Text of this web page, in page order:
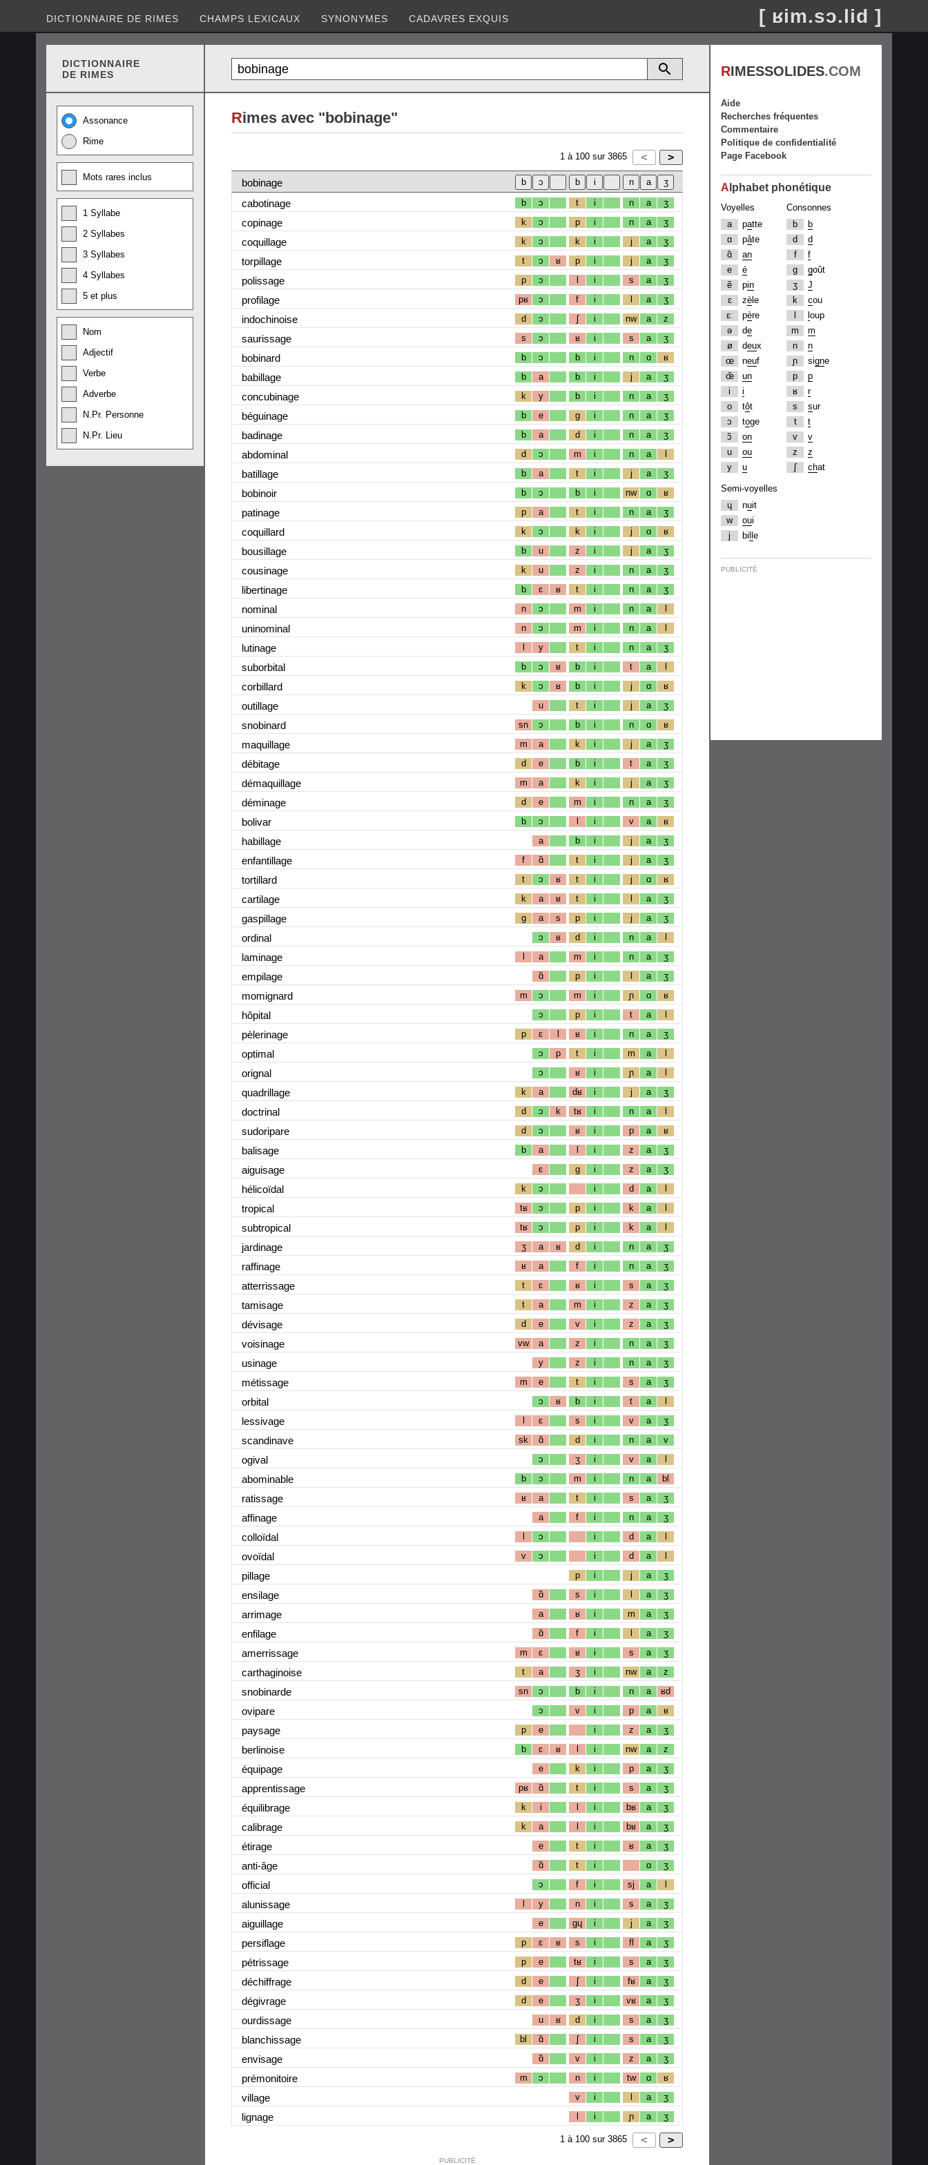
DICTIONNAIRE DE RIMES CHAMPS LEXICAUX SYNONYMES CADAVRES EXQUIS [ ʁim.sɔ.lid ]
DICTIONNAIRE
DE RIMES
Assonance
Rime
Mots rares inclus
1 Syllabe
2 Syllabes
3 Syllabes
4 Syllabes
5 et plus
Nom
Adjectif
Verbe
Adverbe
N.Pr. Personne
N.Pr. Lieu
Rimes avec "bobinage"
1 à 100 sur 3865
bobinage
cabotinage
b ɔ t i n a ʒ
copinage k ɔ p i n a ʒ
coquillage k ɔ k i j a ʒ
torpillage t ɔ ʁ p i j a ʒ
polissage p ɔ l i s a ʒ
profilage pʁ ɔ f i l a ʒ
indochinoise d ɔ ʃ i nw a z
saurissage s ɔ ʁ i s a ʒ
bobinard b ɔ b i n ɑ ʁ
babillage b a b i j a ʒ
concubinage k y b i n a ʒ
béguinage b e g i n a ʒ
badinage b a d i n a ʒ
abdominal d ɔ m i n a l
batillage b a t i j a ʒ
bobinoir b ɔ b i nw ɑ ʁ
patinage p a t i n a ʒ
coquillard k ɔ k i j ɑ ʁ
bousillage b u z i j a ʒ
cousinage k u z i n a ʒ
libertinage b ɛ ʁ t i n a ʒ
nominal n ɔ m i n a l
uninominal n ɔ m i n a l
lutinage l y t i n a ʒ
suborbital b ɔ ʁ b i t a l
corbillard k ɔ ʁ b i j ɑ ʁ
outillage u t i j a ʒ
snobinard sn ɔ b i n ɑ ʁ
maquillage m a k i j a ʒ
débitage d e b i t a ʒ
démaquillage m a k i j a ʒ
déminage d e m i n a ʒ
bolivar b ɔ l i v a ʁ
habillage a b i j a ʒ
enfantillage f ɑ̃ t i j a ʒ
tortillard t ɔ ʁ t i j ɑ ʁ
cartilage k a ʁ t i l a ʒ
gaspillage g a s p i j a ʒ
ordinal ɔ ʁ d i n a l
laminage l a m i n a ʒ
empilage ɑ̃ p i l a ʒ
momignard m ɔ m i ɲ ɑ ʁ
hôpital ɔ p i t a l
pèlerinage p ɛ l ʁ i n a ʒ
optimal ɔ p t i m a l
orignal ɔ ʁ i ɲ a l
quadrillage k a dʁ i j a ʒ
doctrinal d ɔ k tʁ i n a l
sudoripare d ɔ ʁ i p a ʁ
balisage b a l i z a ʒ
aiguisage ɛ g i z a ʒ
hélicoïdal k ɔ i d a l
tropical tʁ ɔ p i k a l
subtropical tʁ ɔ p i k a l
jardinage ʒ a ʁ d i n a ʒ
raffinage ʁ a f i n a ʒ
atterrissage t ɛ ʁ i s a ʒ
tamisage t a m i z a ʒ
dévisage d e v i z a ʒ
voisinage vw a z i n a ʒ
usinage y z i n a ʒ
métissage m e t i s a ʒ
orbital ɔ ʁ b i t a l
lessivage l ɛ s i v a ʒ
scandinave sk ɑ̃ d i n a v
ogival ɔ ʒ i v a l
abominable b ɔ m i n a bl
ratissage ʁ a t i s a ʒ
affinage a f i n a ʒ
colloïdal l ɔ i d a l
ovoïdal v ɔ i d a l
pillage p i j a ʒ
ensilage ɑ̃ s i l a ʒ
arrimage a ʁ i m a ʒ
enfilage ɑ̃ f i l a ʒ
amerrissage m ɛ ʁ i s a ʒ
carthaginoise t a ʒ i nw a z
snobinarde sn ɔ b i n a ʁd
ovipare ɔ v i p a ʁ
paysage p e i z a ʒ
berlinoise b ɛ ʁ l i nw a z
équipage e k i p a ʒ
apprentissage pʁ ɑ̃ t i s a ʒ
équilibrage k i l i bʁ a ʒ
calibrage k a l i bʁ a ʒ
étirage e t i ʁ a ʒ
anti-âge ɑ̃ t i ɑ ʒ
official ɔ f i sj a l
alunissage l y n i s a ʒ
aiguillage e gɥ i j a ʒ
persiflage p ɛ ʁ s i fl a ʒ
pétrissage p e tʁ i s a ʒ
déchiffrage d e ʃ i fʁ a ʒ
dégivrage d e ʒ i vʁ a ʒ
ourdissage u ʁ d i s a ʒ
blanchissage bl ɑ̃ ʃ i s a ʒ
envisage ɑ̃ v i z a ʒ
prémonitoire m ɔ n i tw ɑ ʁ
village v i l a ʒ
lignage l i ɲ a ʒ
1 à 100 sur 3865
PUBLICITÉ
RIMESSOLIDES.COM
Aide
Recherches fréquentes
Commentaire
Politique de confidentialité
Page Facebook
A lphabet phonétique
Voyelles
a
patte
ɑ
pâte
ɑ̃
an
e
é
ẽ
pin
ɛ
zè le
ɛː
père
ə
de
ø
deux
œ
neuf
œ̃
un
i
i
o
tôt
ɔ
toge
ɔ̃
on
u
ou
y
u
Consonnes
b
b
d
d
f
f
g
goût
ʒ
J
k
cou
oup
m
m
n
n
ɲ
signe
p
p
ʁ
r
s
sur
t
t
v
v
z
z
ʃ
chat
Semi-voyelles
ɥ
nuit
w
oui
j
bi e
PUBLICITÉ